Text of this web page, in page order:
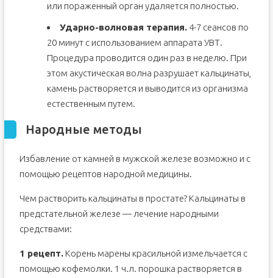
или пораженный орган удаляется полностью.
Ударно-волновая терапия.4-7 сеансов по
20 минут с использованием аппарата УВТ.
Процедура проводится один раз в неделю. При
этом акустическая волна разрушает кальцинаты,
камень растворяется и выводится из организма
естественным путем.
Народные методы
Избавление от камней в мужской железе возможно и с
помощью рецептов народной медицины.
Чем растворить кальцинаты в простате? Кальцинаты в
предстательной железе — лечение народными
средствами:
1 рецепт.Корень марены красильной измельчается с
помощью кофемолки. 1 ч.л. порошка растворяется в